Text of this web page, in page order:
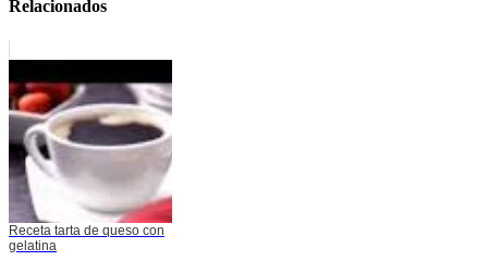
Relacionados
Receta tarta de queso con
gelatina